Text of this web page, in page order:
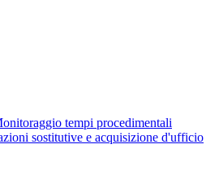
tempi procedimentali
sostitutive e acquisizione d'ufficio